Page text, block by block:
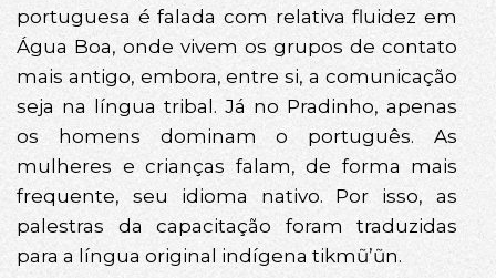
portuguesa é falada com relativa fluidez em
Água Boa, onde vivem os grupos de contato
mais antigo, embora, entre si, a comunicação
seja na língua tribal. Já no Pradinho, apenas
os homens dominam o português. As
mulheres e crianças falam, de forma mais
frequente, seu idioma nativo. Por isso, as
palestras da capacitação foram traduzidas
para a língua original indígena tikmũ’ũn.